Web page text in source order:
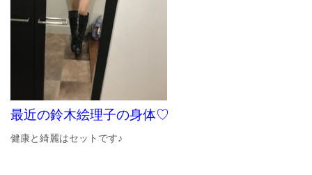
最近の鈴木絵理子の身体♡
健康と綺麗はセットです♪